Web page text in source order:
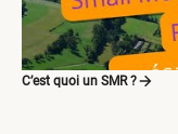
C’est quoi un SMR ?